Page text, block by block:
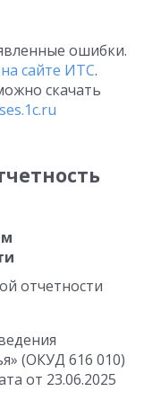
ошибки.
на сайте ИТС.
скачать
отчетности
(ОКУД 616 010)
от 23.06.2025